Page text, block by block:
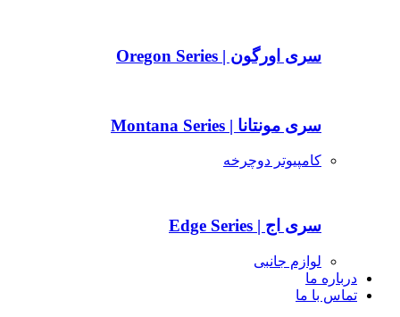
سری اورگون | Oregon Series
سری مونتانا | Montana Series
کامپیوتر دوچرخه
سری اج | Edge Series
لوازم جانبی
درباره ما
تماس با ما